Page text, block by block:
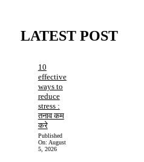
LATEST POST
10
effective
ways to
reduce
stress :
तनाव कम
करे
Published
On: August
5, 2026